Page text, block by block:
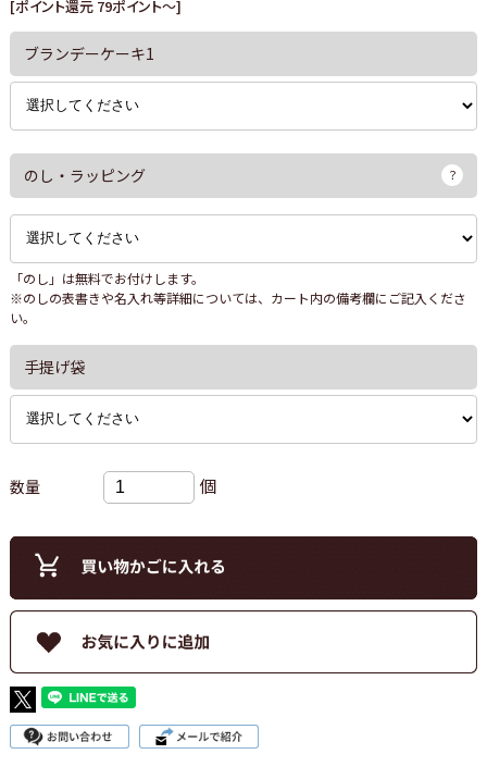
[ポイント還元 79ポイント～]
ブランデーケーキ1
のし・ラッピング
「のし」は無料でお付けします。
※のしの表書きや名入れ等詳細については、カート内の備考欄にご記入くださ
い。
手提げ袋
数量 個